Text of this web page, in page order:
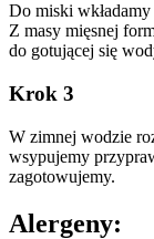
Do miski
Z masy mięsnej
do gotującej się
Krok 3
W zimnej wodzie
wsypujemy
zagotowujemy.
Alergeny: